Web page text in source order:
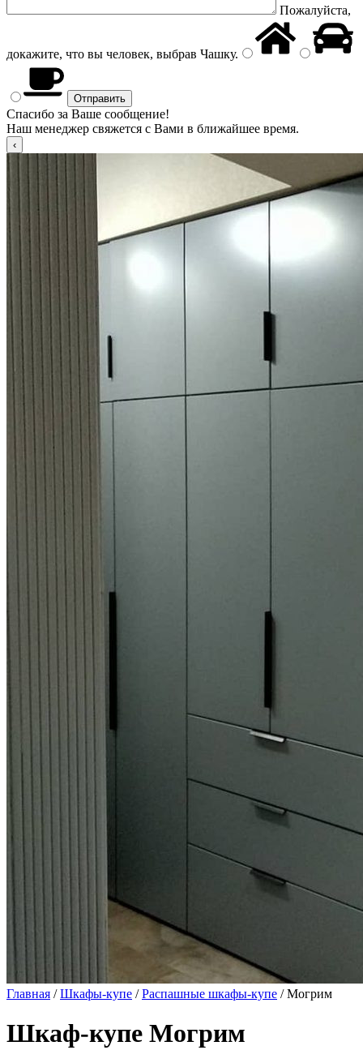
Пожалуйста,
докажите, что вы человек, выбрав Чашку.
Спасибо за Ваше сообщение!
Наш менеджер свяжется с Вами в ближайшее время.
Главная /Шкафы-купе /Распашные шкафы-купе / Могрим
Шкаф-купе Могрим